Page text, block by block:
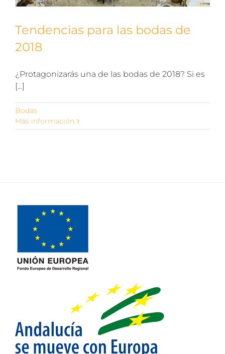
Tendencias para las bodas de
2018
¿Protagonizarás una de las bodas de 2018? Si es
[...]
Bodas
Más información